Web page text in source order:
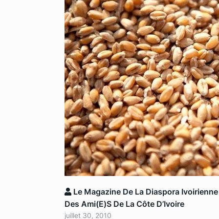
Le Magazine De La Diaspora
Des Ami(e)s De La Côte D’Ivoire
juillet 30, 2010